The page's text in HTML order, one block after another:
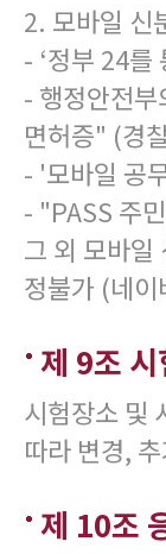
2. 모바일 신
- ‘정부 24를
- 행정안전
면허증" (경
- '모바일 공
- "PASS 주
그 외 모바일
정불가 (네
제 9조
시험장소 및
따라 변경,
제 10조